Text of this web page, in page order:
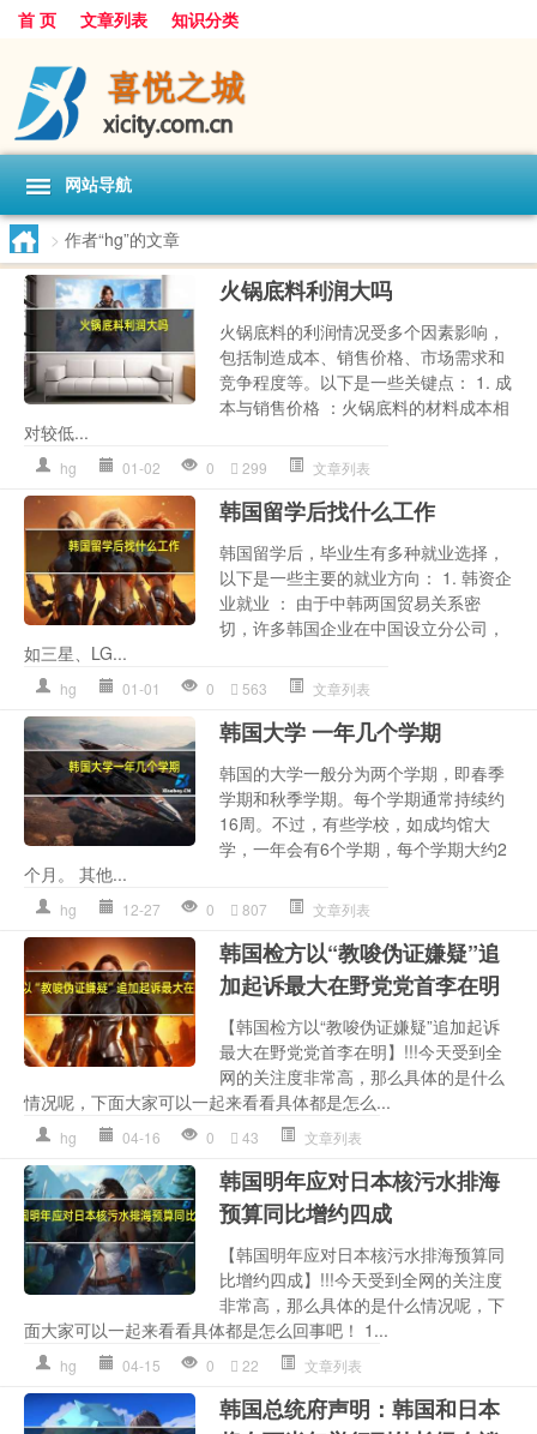
首 页 文章列表 知识分类
网站导航
> 作者“hg”的文章
火锅底料利润大吗
火锅底料的利润情况受多个因素影响，
包括制造成本、销售价格、市场需求和
竞争程度等。以下是一些关键点： 1. 成
本与销售价格 ：火锅底料的材料成本相
对较低...
hg 01-02 0 299 文章列表
韩国留学后找什么工作
韩国留学后，毕业生有多种就业选择，
以下是一些主要的就业方向： 1. 韩资企
业就业 ： 由于中韩两国贸易关系密
切，许多韩国企业在中国设立分公司，
如三星、LG...
hg 01-01 0 563 文章列表
韩国大学 一年几个学期
韩国的大学一般分为两个学期，即春季
学期和秋季学期。每个学期通常持续约
16周。不过，有些学校，如成均馆大
学，一年会有6个学期，每个学期大约2
个月。 其他...
hg 12-27 0 807 文章列表
韩国检方以“教唆伪证嫌疑”追
加起诉最大在野党党首李在明
【韩国检方以“教唆伪证嫌疑”追加起诉
最大在野党党首李在明】!!!今天受到全
网的关注度非常高，那么具体的是什么
情况呢，下面大家可以一起来看看具体都是怎么...
hg 04-16 0 43 文章列表
韩国明年应对日本核污水排海
预算同比增约四成
【韩国明年应对日本核污水排海预算同
比增约四成】!!!今天受到全网的关注度
非常高，那么具体的是什么情况呢，下
面大家可以一起来看看具体都是怎么回事吧！ 1...
hg 04-15 0 22 文章列表
韩国总统府声明：韩国和日本